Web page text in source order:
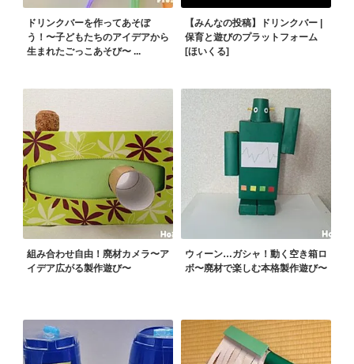
ドリンクバーを作ってあそぼ
う！〜子どもたちのアイデアから
生まれたごっこあそび〜 ...
【みんなの投稿】ドリンクバー |
保育と遊びのプラットフォーム
[ほいくる]
組み合わせ自由！廃材カメラ〜ア
イデア広がる製作遊び〜
ウィーン…ガシャ！動く空き箱ロ
ボ〜廃材で楽しむ本格製作遊び〜